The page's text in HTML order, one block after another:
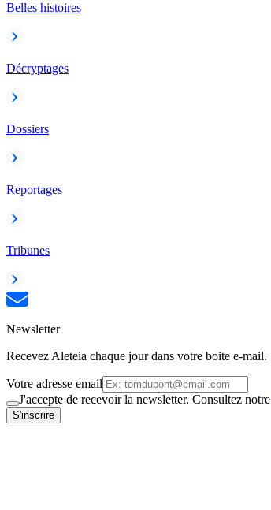
Belles histoires
Décryptages
Dossiers
Reportages
Tribunes
Newsletter
Recevez Aleteia chaque jour dans votre boite e-mail.
Votre adresse email
J'accepte de recevoir la newsletter. Consultez notre
S'inscrire